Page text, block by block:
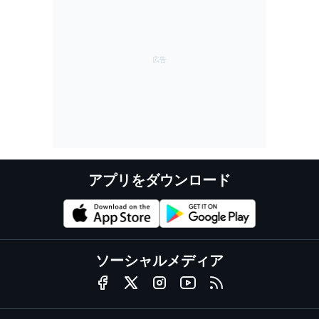
アプリをダウンロード
ソーシャルメディア